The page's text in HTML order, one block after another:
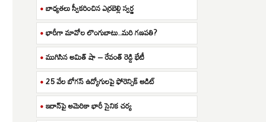
బాధ్యతలు స్వీకరించిన ఎర్రబెల్లి స్వర్ణ
భారీగా మావోల లొంగుబాటు..మరి గణపతి?
ముగిసిన అమిత్ షా – రేవంత్ రెడ్డి భేటీ
25 వేల బోగస్ ఉద్యోగులపై ఫోరెన్సిక్ ఆడిట్
ఇరాన్‌పై అమెరికా భారీ సైనిక చర్య